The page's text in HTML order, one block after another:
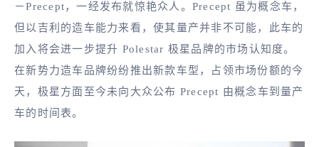
－Precept，一经发布就惊艳众人。Precept 虽为概念车，
但以吉利的造车能力来看，使其量产并非不可能，此车的
加入将会进一步提升 Polestar 极星品牌的市场认知度。
在新势力造车品牌纷纷推出新款车型，占领市场份额的今
天，极星方面至今未向大众公布 Precept 由概念车到量产
车的时间表。